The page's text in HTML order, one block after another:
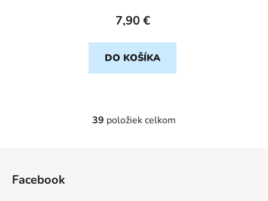
7,90 €
DO KOŠÍKA
O
39 položiek celkom
Facebook